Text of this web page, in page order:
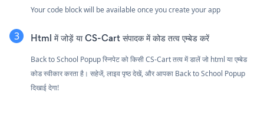
Your code block will be available once you create your app
Html में जोड़ें या CS-Cart संपादक में कोड तत्व एम्बेड करें
Back to School Popup स्निपेट को किसी CS-Cart तत्व में डालें जो html या एम्बेड
कोड स्वीकार करता है। सहेजें, लाइव पृष्ठ देखें, और आपका Back to School Popup
दिखाई देगा!